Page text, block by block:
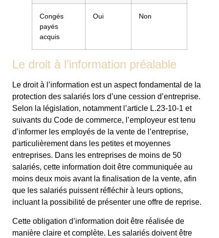
Congés
payés
acquis
Oui Non
Le droit à l’information préalable
Le droit à l’information est un aspect fondamental de la
protection des salariés lors d’une cession d’entreprise.
Selon la législation, notamment l’article L.23-10-1 et
suivants du Code de commerce, l’employeur est tenu
d’informer les employés de la vente de l’entreprise,
particulièrement dans les petites et moyennes
entreprises. Dans les entreprises de moins de 50
salariés, cette information doit être communiquée au
moins deux mois avant la finalisation de la vente, afin
que les salariés puissent réfléchir à leurs options,
incluant la possibilité de présenter une offre de reprise.
Cette obligation d’information doit être réalisée de
manière claire et complète. Les salariés doivent être